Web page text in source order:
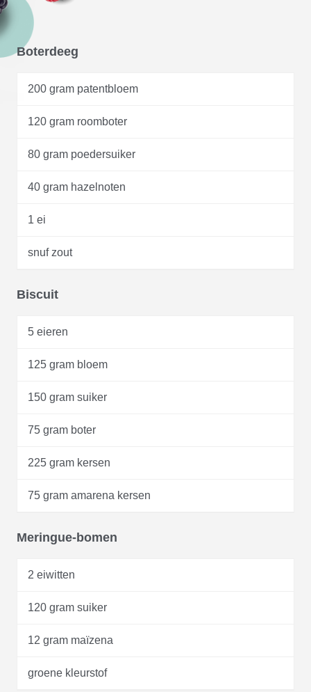
Boterdeeg
200 gram patentbloem
120 gram roomboter
80 gram poedersuiker
40 gram hazelnoten
1 ei
snuf zout
Biscuit
5 eieren
125 gram bloem
150 gram suiker
75 gram boter
225 gram kersen
75 gram amarena kersen
Meringue-bomen
2 eiwitten
120 gram suiker
12 gram maïzena
groene kleurstof